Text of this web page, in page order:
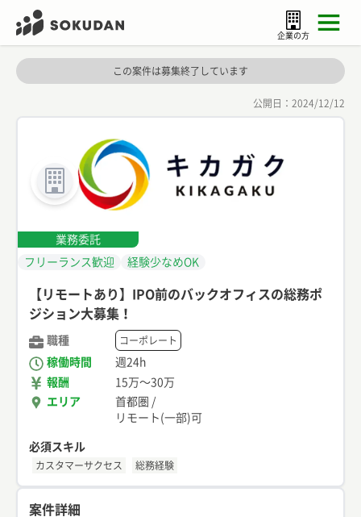
企業の方
この案件は募集終了しています
公開日： 2024/12/12
業務委託
フリーランス歓迎
経験少なめOK
【リモートあり】IPO前のバックオフィスの総務ポ
ジション大募集！
職種 コーポレート
稼働時間
週24h
報酬
15万〜30万
エリア
首都圏 /
リモート(一部)可
必須スキル
カスタマーサクセス 総務経験
案件詳細